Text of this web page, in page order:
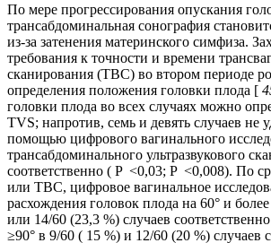
По мере прогрессирования опускания
трансабдоминальная сонография
из-за затенения материнского симфиза.
требования к точности и времени
сканирования (ТВС) во втором периоде
определения положения головки плода [
головки плода во всех случаях можно
TVS; напротив, семь и девять случаев не
помощью цифрового вагинального
трансабдоминального ультразвукового
соответственно ( P <0,03; P <0,008). По
или ТВС, цифровое вагинальное
расхождения головок плода на 60° и
или 14/60 (23,3 %) случаев
≥90° в 9/60 ( 15 %) и 12/60 (20 %) случаев